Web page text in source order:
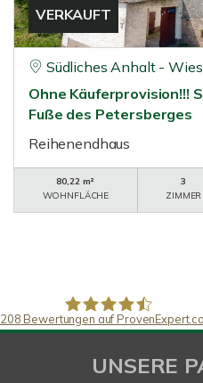
VERKAUFT
Südliches Anhalt -
Ohne Käuferprovision!!!
Fuße des Petersberges
Reihenendhaus
80,22 m²
WOHNFLÄCHE
3
ZIMMER
SAW Immobilien
208 Bewertungen auf
UNSERE